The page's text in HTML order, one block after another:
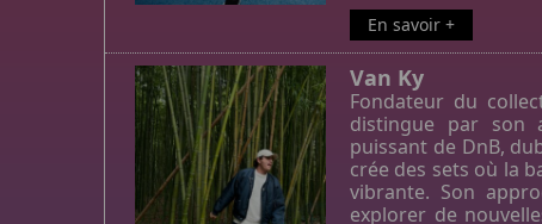
En savoir +
Van Ky
Fondateur du
distingue par son
puissant de DnB,
crée des sets où la
vibrante. Son
explorer de